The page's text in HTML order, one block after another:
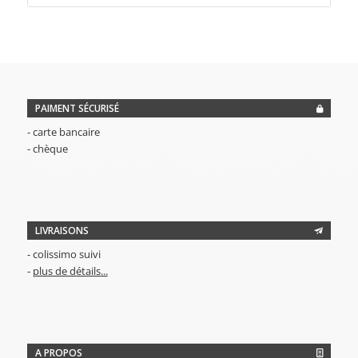
PAIMENT SÉCURISÉ
- carte bancaire
- chèque
LIVRAISONS
- colissimo suivi
- plus de détails...
A PROPOS